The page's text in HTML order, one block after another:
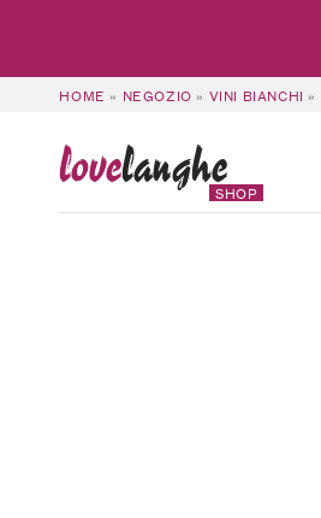
HOME » NEGOZIO » VINI BIANCHI »
lovelanghe
SHOP